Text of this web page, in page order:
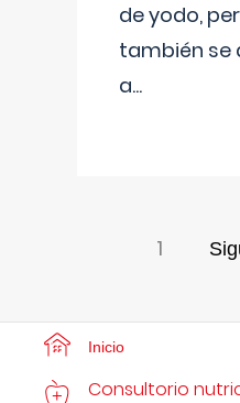
de yodo,
también se
a...
1
Inicio
Consultorio